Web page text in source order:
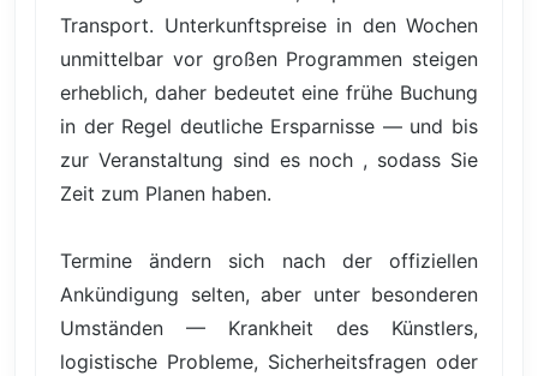
Transport. Unterkunftspreise in den Wochen
unmittelbar vor großen Programmen steigen
erheblich, daher bedeutet eine frühe Buchung
in der Regel deutliche Ersparnisse — und bis
zur Veranstaltung sind es noch , sodass Sie
Zeit zum Planen haben.
Termine ändern sich nach der offiziellen
Ankündigung selten, aber unter besonderen
Umständen — Krankheit des Künstlers,
logistische Probleme, Sicherheitsfragen oder